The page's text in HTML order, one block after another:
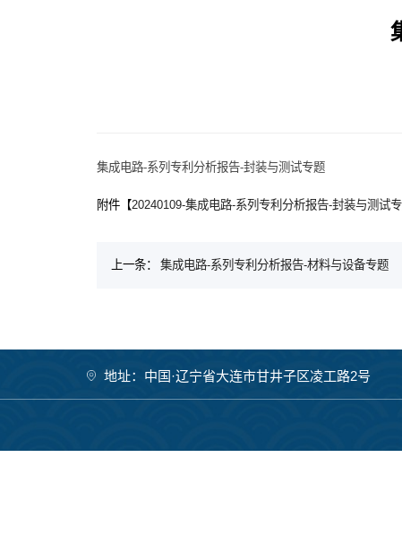
集成电路-系列专利分析报告-封装与测试专题
附件【20240109-集成电路-系列专利分析报告-封装与测试
上一条： 集成电路-系列专利分析报告-材料与设备专题
地址：中国·辽宁省大连市甘井子区凌工路2号